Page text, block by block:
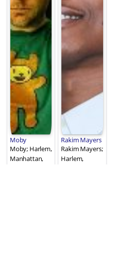
Moby
Moby; Harlem,
Manhattan,
Rakim Mayers
Rakim Mayers;
Harlem,